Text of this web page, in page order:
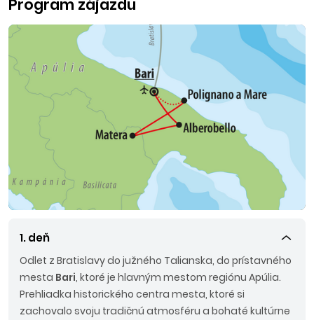
Program zájazdu
1. deň
Odlet z Bratislavy do južného Talianska, do prístavného
mesta Bari, ktoré je hlavným mestom regiónu Apúlia.
Prehliadka historického centra mesta, ktoré si
zachovalo svoju tradičnú atmosféru a bohaté kultúrne